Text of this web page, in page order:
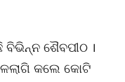
ଶୈବପୀଠ ।
କଲେ କୋଟି